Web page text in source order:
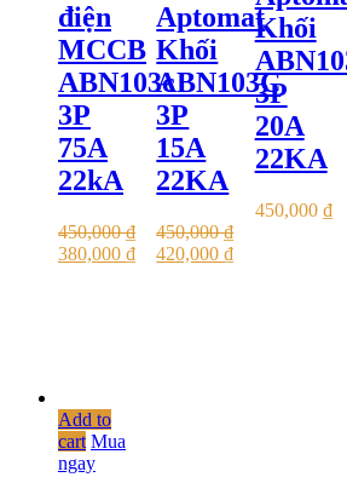
điện
MCCB
ABN103c
3P
75A
22kA
450,000₫
380,000 ₫
Aptomat
Khối
ABN103C
3P
15A
22KA
450,000₫
420,000₫
Khối
3P
20A
22KA
450,000 ₫
Add to
cart Mua
ngay